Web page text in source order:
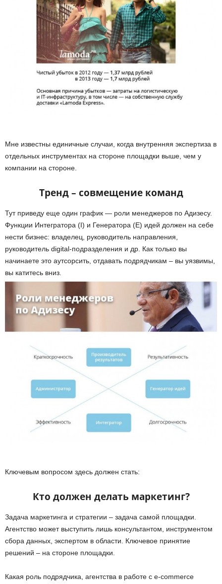
Мне известны единичные случаи, когда внутренняя экспертиза в
отдельных инструментах на стороне площадки выше, чем у
компании на стороне.
Тренд – совмещение команд
Тут приведу еще один график — роли менеджеров по Адизесу.
Функции Интегратора (I) и Генератора (E) идей должен на себе
нести бизнес: владелец, руководитель направления,
руководитель digital-подразделения и др. Как только вы
начинаете это аутсорсить, отдавать подрядчикам – вы уязвимы,
вы катитесь вниз.
Ключевым вопросом здесь должен стать:
Кто должен делать маркетинг?
Задача маркетинга и стратегии – задача самой площадки.
Агентство может выступить лишь консультантом, инструментом
сбора данных, экспертом в области. Ключевое принятие
решений – на стороне площадки.
Какая роль подрядчика, агентства в работе с e-commerce